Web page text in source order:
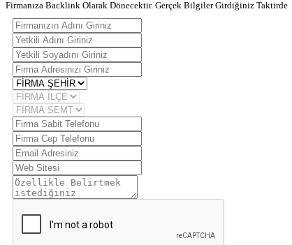
Firmanıza Backlink Olarak Dönecektir. Gerçek Bilgiler Girdiğiniz Taktirde